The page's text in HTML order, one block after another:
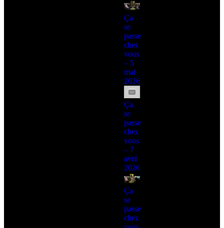
Ça
se
passe
chez
vous
– 5
mai
2026
Ça
se
passe
chez
vous
– 7
avril
2026
Ça
se
passe
chez